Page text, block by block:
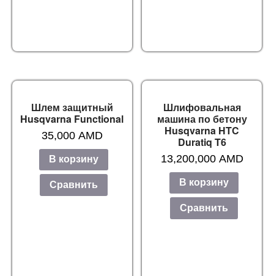
Шлем защитный
Husqvarna Functional
35,000 AMD
В корзину
Сравнить
Шлифовальная
машина по бетону
Husqvarna HTC
Duratiq T6
13,200,000 AMD
В корзину
Сравнить